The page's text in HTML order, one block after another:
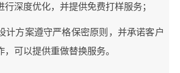
行深度优化，并提供免费打样服务；
计方案遵守严格保密原则，并承诺客户
，可以提供重做替换服务。